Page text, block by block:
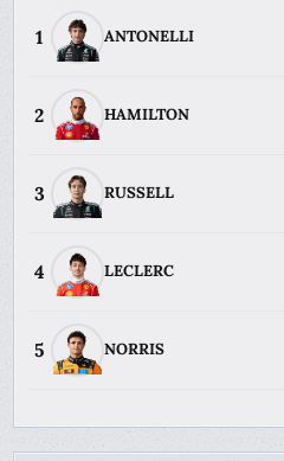
1 ANTONELLI
2 HAMILTON
3 RUSSELL
4 LECLERC
5 NORRIS